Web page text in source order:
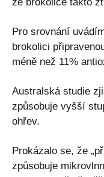
Pro srovnání
brokolici
méně než 11%
Australská studie
způsobuje vyšší
ohřev.
Prokázalo se, že
způsobuje